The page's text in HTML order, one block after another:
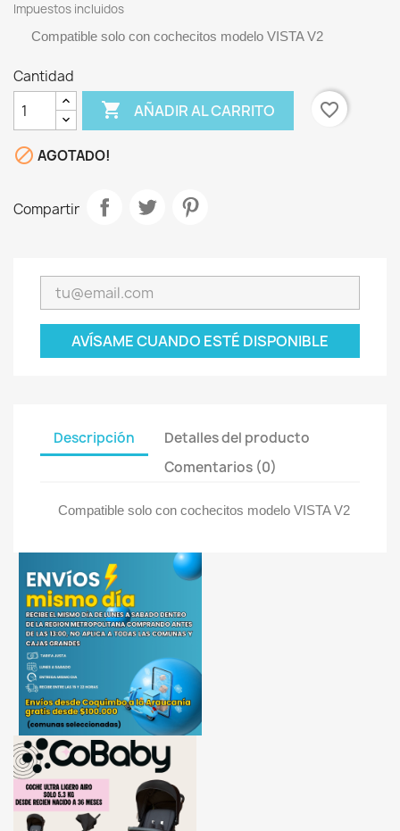
Impuestos incluidos
Compatible solo con cochecitos modelo VISTA V2
Cantidad
 AÑADIR AL CARRITO favorite_border
 AGOTADO!
Compartir
AVÍSAME CUANDO ESTÉ DISPONIBLE
Descripción
Detalles del producto
Comentarios (0)
Compatible solo con cochecitos modelo VISTA V2